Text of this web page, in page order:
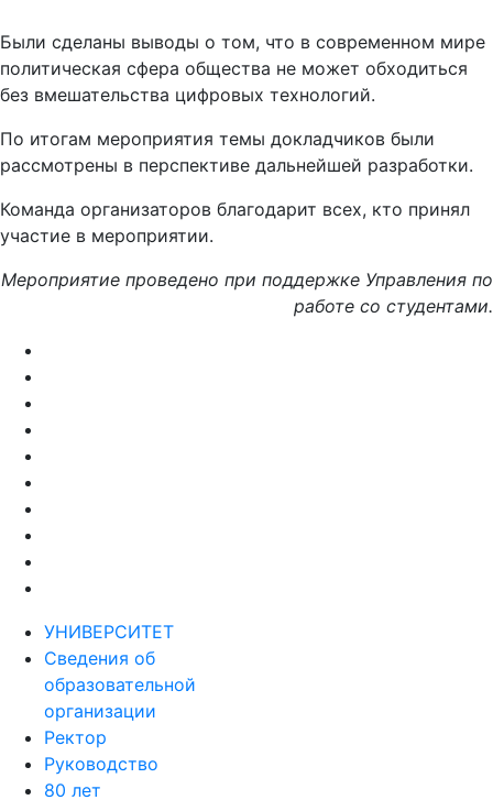
Были сделаны выводы о том, что в современном мире
политическая сфера общества не может обходиться
без вмешательства цифровых технологий.
По итогам мероприятия темы докладчиков были
рассмотрены в перспективе дальнейшей разработки.
Команда организаторов благодарит всех, кто принял
участие в мероприятии.
Мероприятие проведено при поддержке Управления по
работе со студентами.
УНИВЕРСИТЕТ
Сведения об
образовательной
организации
Ректор
Руководство
80 лет